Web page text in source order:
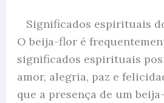
Significados espirituais
O beija-flor é
significados espirituais
amor, alegria, paz e
que a presença de um